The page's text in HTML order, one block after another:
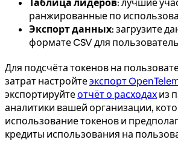
Таблица лидеров: лучшие
ранжированные по
Экспорт данных: загрузите
формате CSV для
Для подсчёта токенов на
затрат настройтеэкспорт
экспортируйтеотчёт о расходах из
аналитики вашей организации,
использование токенов и
кредиты использования на